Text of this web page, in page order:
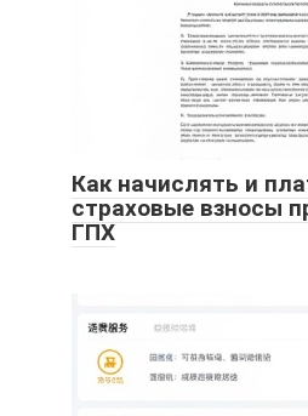
Как начислять и
страховые взносы
ГПХ